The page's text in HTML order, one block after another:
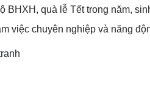
BHXH, quà lễ Tết trong năm,
việc chuyên nghiệp và năng